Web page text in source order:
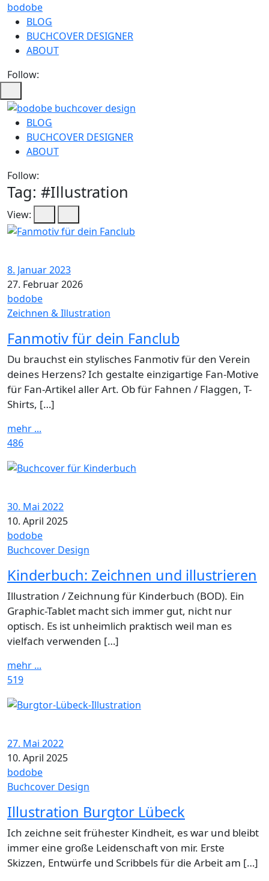
bodobe
BLOG
BUCHCOVER DESIGNER
ABOUT
Follow:
bodobe
Buchcover
BLOG
BUCHCOVER DESIGNER
ABOUT
Follow:
Tag: #Illustration
View:
8. Januar 2023
27. Februar 2026
bodobe
Zeichnen & Illustration
Fanmotiv für dein Fanclub
Du brauchst ein stylisches Fanmotiv für den Verein
deines Herzens? Ich gestalte einzigartige Fan-Motive
für Fan-Artikel aller Art. Ob für Fahnen / Flaggen, T-
Shirts, […]
mehr ...
486
30. Mai 2022
10. April 2025
bodobe
Buchcover Design
Kinderbuch: Zeichnen und illustrieren
Illustration / Zeichnung für Kinderbuch (BOD). Ein
Graphic-Tablet macht sich immer gut, nicht nur
optisch. Es ist unheimlich praktisch weil man es
vielfach verwenden […]
mehr ...
519
27. Mai 2022
10. April 2025
bodobe
Buchcover Design
Illustration Burgtor Lübeck
Ich zeichne seit frühester Kindheit, es war und bleibt
immer eine große Leidenschaft von mir. Erste
Skizzen, Entwürfe und Scribbels für die Arbeit am […]